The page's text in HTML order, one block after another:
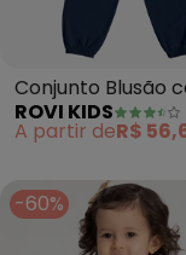
Conjunto Blusão
Calça Feminino
ROVI KIDS
A partir deR$
-60%